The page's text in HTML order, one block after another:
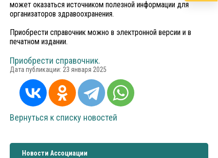
может оказаться источником полезной информации для
организаторов здравоохранения.
Приобрести справочник можно в электронной версии и в
печатном издании.
Приобрести справочник.
Дата публикации: 23 января 2025
Вернуться к списку новостей
Новости Ассоциации